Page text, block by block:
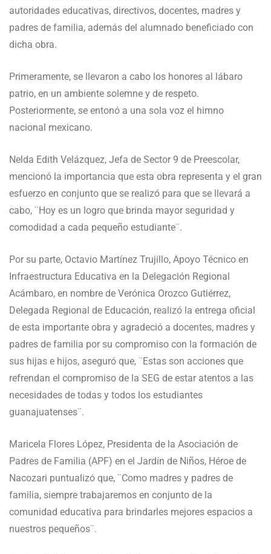
autoridades educativas, directivos, docentes, madres y
padres de familia, además del alumnado beneficiado con
dicha obra.
Primeramente, se llevaron a cabo los honores al lábaro
patrio, en un ambiente solemne y de respeto.
Posteriormente, se entonó a una sola voz el himno
nacional mexicano.
Nelda Edith Velázquez, Jefa de Sector 9 de Preescolar,
mencionó la importancia que esta obra representa y el gran
esfuerzo en conjunto que se realizó para que se llevará a
cabo, ¨Hoy es un logro que brinda mayor seguridad y
comodidad a cada pequeño estudiante¨.
Por su parte, Octavio Martínez Trujillo, Apoyo Técnico en
Infraestructura Educativa en la Delegación Regional
Acámbaro, en nombre de Verónica Orozco Gutiérrez,
Delegada Regional de Educación, realizó la entrega oficial
de esta importante obra y agradeció a docentes, madres y
padres de familia por su compromiso con la formación de
sus hijas e hijos, aseguró que, ¨Estas son acciones que
refrendan el compromiso de la SEG de estar atentos a las
necesidades de todas y todos los estudiantes
guanajuatenses¨.
Maricela Flores López, Presidenta de la Asociación de
Padres de Familia (APF) en el Jardín de Niños, Héroe de
Nacozari puntualizó que, ¨Como madres y padres de
familia, siempre trabajaremos en conjunto de la
comunidad educativa para brindarles mejores espacios a
nuestros pequeños¨.